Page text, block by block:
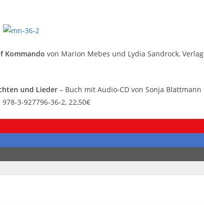
Kommando von Marion Mebes und Lydia Sandrock, Verlag
und Lieder – Buch mit Audio-CD von Sonja Blattmann
3-927796-36-2, 22,50€